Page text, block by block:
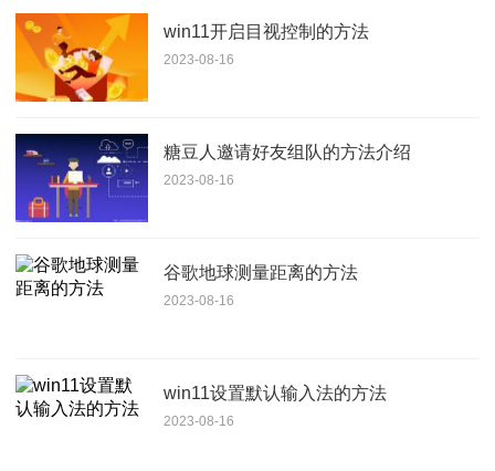
win11开启目视控制的方法
2023-08-16
糖豆人邀请好友组队的方法介绍
2023-08-16
谷歌地球测量距离的方法
2023-08-16
win11设置默认输入法的方法
2023-08-16